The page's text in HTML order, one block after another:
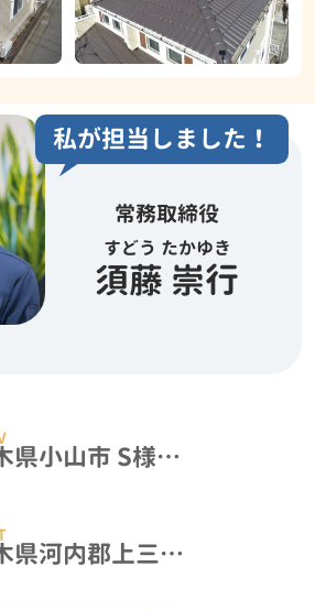
私が担当しました！
常務取締役
すどう たかゆき
須藤 崇行
栃木県小山市 S様邸 屋根塗装・外壁塗装工事
栃木県河内郡上三川町 K様邸 外壁塗装工事